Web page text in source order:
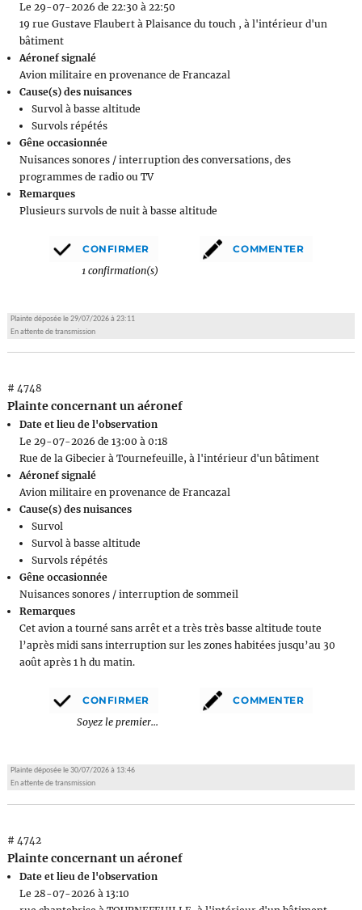
Le 29-07-2026 de 22:30 à 22:50
19 rue Gustave Flaubert à Plaisance du touch , à l'intérieur d'un
bâtiment
Aéronef signalé
Avion militaire en provenance de Francazal
Cause(s) des nuisances
Survol à basse altitude
Survols répétés
Gêne occasionnée
Nuisances sonores / interruption des conversations, des
programmes de radio ou TV
Remarques
Plusieurs survols de nuit à basse altitude
1 confirmation(s)
Plainte déposée le 29/07/2026 à 23:11
En attente de transmission
# 4748
Plainte concernant un aéronef
Date et lieu de l'observation
Le 29-07-2026 de 13:00 à 0:18
Rue de la Gibecier à Tournefeuille, à l'intérieur d'un bâtiment
Aéronef signalé
Avion militaire en provenance de Francazal
Cause(s) des nuisances
Survol
Survol à basse altitude
Survols répétés
Gêne occasionnée
Nuisances sonores / interruption de sommeil
Remarques
Cet avion a tourné sans arrêt et a très très basse altitude toute
l’après midi sans interruption sur les zones habitées jusqu’au 30
août après 1 h du matin.
Soyez le premier...
Plainte déposée le 30/07/2026 à 13:46
En attente de transmission
# 4742
Plainte concernant un aéronef
Date et lieu de l'observation
Le 28-07-2026 à 13:10